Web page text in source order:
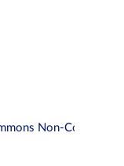
Non-Commer...